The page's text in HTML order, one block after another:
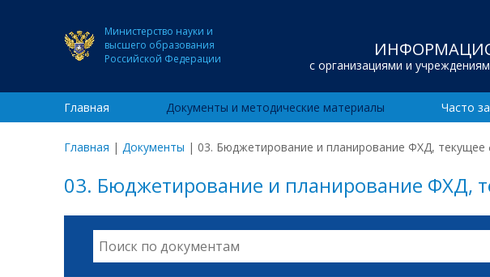
Министерство науки и
высшего образования
Российской Федерации
с организациями и
Главная Документы и методические материалы Часто
Главная | Документы | 03. Бюджетирование и планирование ФХД,
03. Бюджетирование и планирование ФХД,